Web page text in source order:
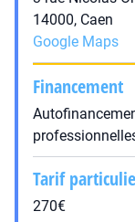
14000, Caen
Google Maps
Financement
Tarif
270€